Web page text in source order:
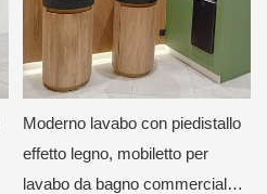
Moderno lavabo con piedistallo
effetto legno, mobiletto per
lavabo da bagno commerciale